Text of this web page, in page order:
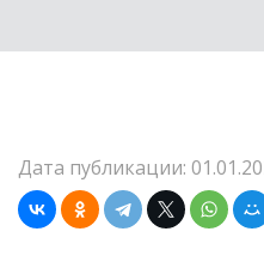
Дата публикации: